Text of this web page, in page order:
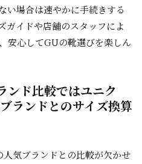
い場合は速やかに手続きする
ガイドや店舗のスタッフによ
安心してGUの靴選びを楽しん
ンド比較ではユニク
ランドとのサイズ換算
気ブランドとの比較が欠かせ